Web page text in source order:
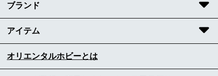
ブランド
アイテム
オリエンタルホビーとは